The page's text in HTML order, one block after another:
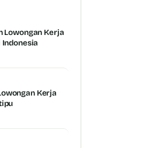
Lowongan Kerja
Kerja